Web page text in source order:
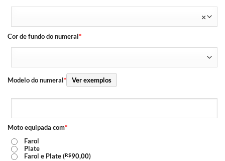
×
Cor de fundo do numeral*
Modelo do numeral* Ver exemplos
Moto equipada com*
Farol
Plate
Farol e Plate (R$90,00)